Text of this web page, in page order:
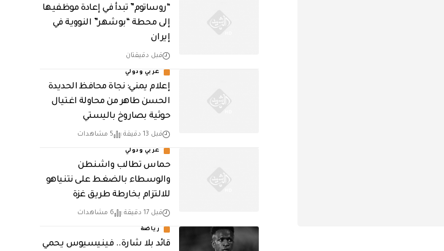
“روساتوم” تبدأ في إعادة موظفيها
إلى محطة “بوشهر” النووية في
إيران
قبل دقيقتان
عربي ودولي
إعلام يمني: نجاة محافظ الحديدة
الحسن طاهر من محاولة اغتيال
حوثية بصاروخ باليستي
قبل 13 دقيقة 5 مشاهدات
عربي ودولي
حماس تطالب واشنطن
والوسطاء بالضغط على نتنياهو
للالتزام بخارطة طريق غزة
قبل 17 دقيقة 6 مشاهدات
رياضة
قائد بلا شارة.. فينيسيوس يحمي